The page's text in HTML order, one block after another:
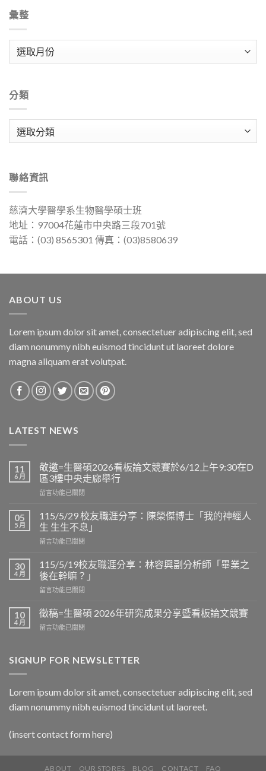
彙整
分類
聯絡資訊
慈濟大學醫學系生物醫學碩士班
地址：97004花蓮市中央路三段701號
電話：(03) 8565301 傳真：(03)8580639
ABOUT US
Lorem ipsum dolor sit amet, consectetuer adipiscing elit, sed
diam nonummy nibh euismod tincidunt ut laoreet dolore
magna aliquam erat volutpat.
LATEST NEWS
11
6 月
敬邀=生醫碩2026看板論文競賽於6/12上午9:30在D
區3樓中央走廊舉行
在
邀
=
生
醫
2026
看
板
論
競
賽
於
午
D
中
留言功能已關閉
05
5 月
115/5/29 校友職涯分享：陳榮傑博士「我的神經人
生 生生不息」
在
校
友
職
涯
享：
榮
士
神
人
生
留言功能已關閉
30
4 月
115/5/19校友職涯分享：林容興副分析師「畢業之
後在幹嘛？」
在
校
友
職
享：
興
副
分
「畢
留言功能已關閉
10
4 月
徵稿=生醫碩 2026年研究成果分享暨看板論文競賽
在
=
2026
年
成
分
留言功能已關閉
SIGNUP FOR NEWSLETTER
Lorem ipsum dolor sit amet, consectetuer adipiscing elit, sed
diam nonummy nibh euismod tincidunt ut laoreet.
(insert contact form here)
ABOUT OUR STORES BLOG CONTACT FAQ